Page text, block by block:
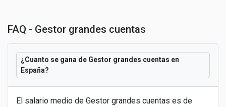
FAQ - Gestor grandes cuentas
¿Cuanto se gana de Gestor grandes cuentas en
España?
El salario medio de Gestor grandes cuentas es de